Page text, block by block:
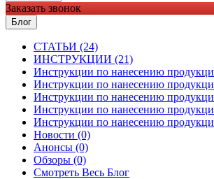
Заказать звонок
Блог
CТАТЬИ (24)
ИНСТРУКЦИИ (21)
Инструкции по нанесению
Инструкции по нанесению
Инструкции по нанесению
Инструкции по нанесению
Инструкции по нанесению
Новости (0)
Анонсы (0)
Обзоры (0)
Смотреть Весь Блог